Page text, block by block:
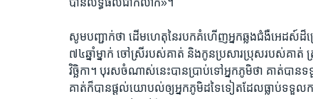
បាន​លទ្ធផល​ជាក់លាក់»។
សូម​បញ្ជាក់​ថា ​ដើម​ហេតុ​នៃ​របក​គំហើញ​អ្នក​ឆ្លង​ជំងឺ​អេដស៍​ដ៏​
៧៤​ឆ្នាំ​ម្នាក់​ ចៅ​ស្រី​របស់​គាត់​ និង​កូន​ប្រសារ​ប្រុស​របស់​គាត់
វិច្ឆិកា។​ ​បុរស​ចំណាស់​នេះ​បាន​ប្រាប់​ទៅ​អ្នក​ភូមិ​ថា​ គាត់​បាន​
គាត់​ក៏​បាន​ផ្តល់​យោបល់​ឲ្យ​អ្នក​ភូមិ​ដទៃ​ទៀត​ដែល​ធ្លាប់​ទទួល​